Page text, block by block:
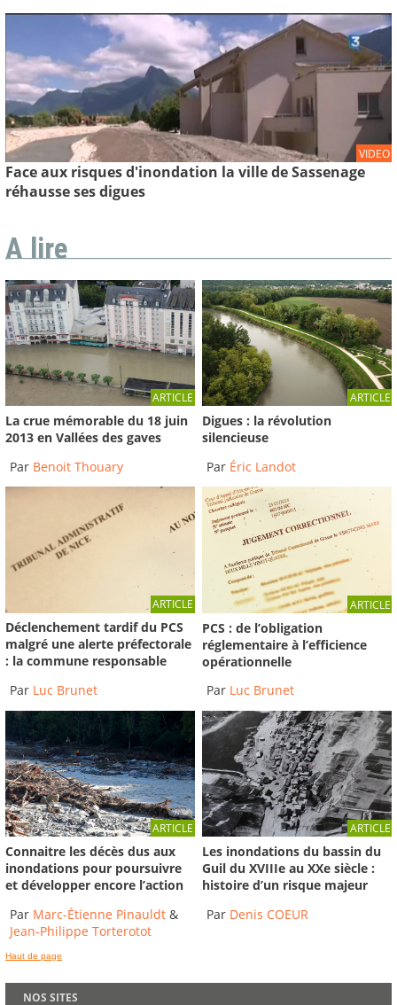
VIDEO
Face aux risques d'inondation la ville de Sassenage
réhausse ses digues
A lire
ARTICLE
La crue mémorable du 18 juin
2013 en Vallées des gaves
Par Benoit Thouary
ARTICLE
Digues : la révolution
silencieuse
Par Éric Landot
ARTICLE
Déclenchement tardif du PCS
malgré une alerte préfectorale
: la commune responsable
Par Luc Brunet
ARTICLE
PCS : de l’obligation
réglementaire à l’efficience
opérationnelle
Par Luc Brunet
ARTICLE
Connaitre les décès dus aux
inondations pour poursuivre
et développer encore l’action
Par Marc-Étienne Pinauldt &
Jean-Philippe Torterotot
ARTICLE
Les inondations du bassin du
Guil du XVIIIe au XXe siècle :
histoire d’un risque majeur
Par Denis COEUR
Haut de page
NOS SITES